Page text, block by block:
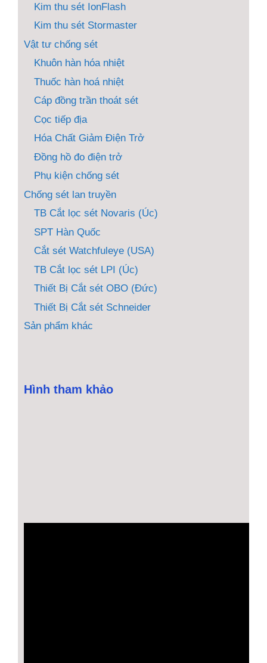
Kim thu sét IonFlash
Kim thu sét Stormaster
Vật tư chống sét
Khuôn hàn hóa nhiệt
Thuốc hàn hoá nhiệt
Cáp đồng trần thoát sét
Cọc tiếp địa
Hóa Chất Giảm Điện Trở
Đồng hồ đo điện trở
Phụ kiện chống sét
Chống sét lan truyền
TB Cắt lọc sét Novaris (Úc)
SPT Hàn Quốc
Cắt sét Watchfuleye (USA)
TB Cắt lọc sét LPI (Úc)
Thiết Bị Cắt sét OBO (Đức)
Thiết Bị Cắt sét Schneider
Sản phẩm khác
Hình tham khảo